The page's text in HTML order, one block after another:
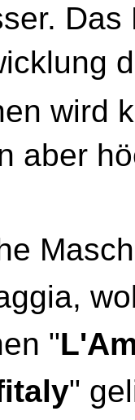
wird
aber
"
"